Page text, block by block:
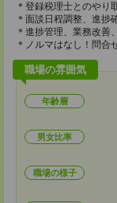
＊登録税理士とのやり
＊面談日程調整、進捗
＊進捗管理、業務改
＊ノルマはなし！問合
職場の雰囲気
年齢層
男女比率
職場の様子